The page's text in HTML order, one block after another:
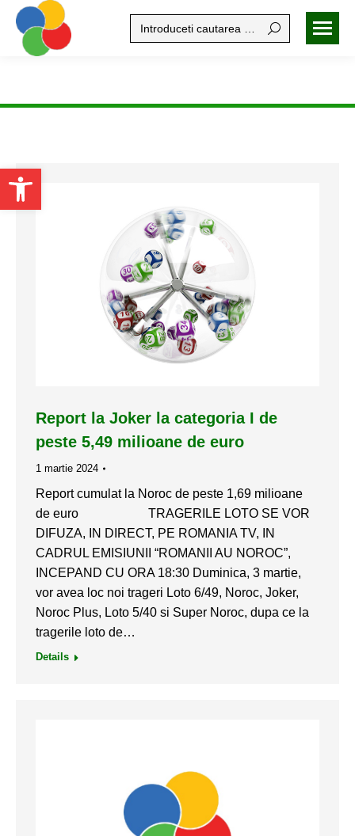
Open toolbar
Search:
Report la Joker la categoria I de
peste 5,49 milioane de euro
1 martie 2024
Report cumulat la Noroc de peste 1,69 milioane
de euro TRAGERILE LOTO SE VOR
DIFUZA, IN DIRECT, PE ROMANIA TV, IN
CADRUL EMISIUNII “ROMANII AU NOROC”,
INCEPAND CU ORA 18:30 Duminica, 3 martie,
vor avea loc noi trageri Loto 6/49, Noroc, Joker,
Noroc Plus, Loto 5/40 si Super Noroc, dupa ce la
tragerile loto de…
Details